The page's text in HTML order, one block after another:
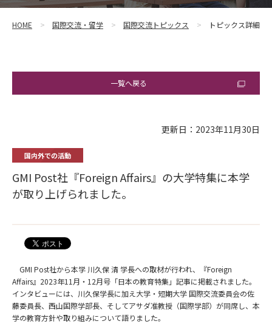
HOME 国際交流・留学 国際交流トピックス トピックス詳細
一覧へ戻る
更新日：2023年11月30日
国内外での活動
GMI Post社『Foreign Affairs』の大学特集に本学
が取り上げられました。
GMI Post社から本学 川久保 清 学長への取材が行われ、『Foreign
Affairs』2023年11月・12月号「日本の教育特集」記事に掲載されました。
インタビューには、川久保学長に加え大学・短期大学 国際交流委員会の佐
藤委員長、西山国際学部長、そしてアサダ准教授（国際学部）が同席し、本
学の教育方針や取り組みについて語りました。